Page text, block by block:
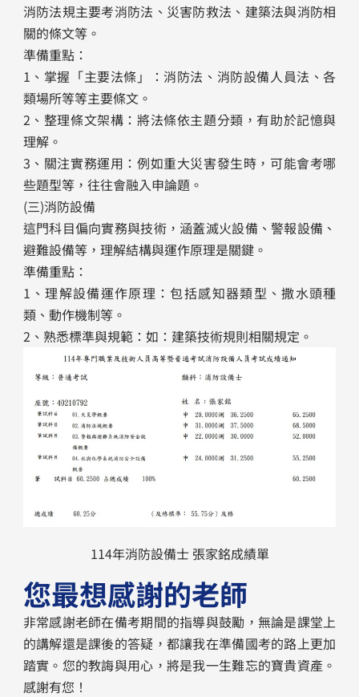
消防法規主要考消防法、災害防救法、建築法與消防相
關的條文等。
準備重點：
1、掌握「主要法條」：消防法、消防設備人員法、各
類場所等等主要條文。
2、整理條文架構：將法條依主題分類，有助於記憶與
理解。
3、關注實務運用：例如重大災害發生時，可能會考哪
些題型等，往往會融入申論題。
(三)消防設備
這門科目偏向實務與技術，涵蓋滅火設備、警報設備、
避難設備等，理解結構與運作原理是關鍵。
準備重點：
1、理解設備運作原理：包括感知器類型、撒水頭種
類、動作機制等。
2、熟悉標準與規範：如：建築技術規則相關規定。
114年消防設備士 張家銘成績單
您最想感謝的老師
非常感謝老師在備考期間的指導與鼓勵，無論是課堂上
的講解還是課後的答疑，都讓我在準備國考的路上更加
踏實。您的教誨與用心，將是我一生難忘的寶貴資產。
感謝有您！